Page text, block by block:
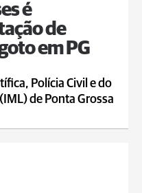
é
de
em PG
Polícia Civil e do
de Ponta Grossa